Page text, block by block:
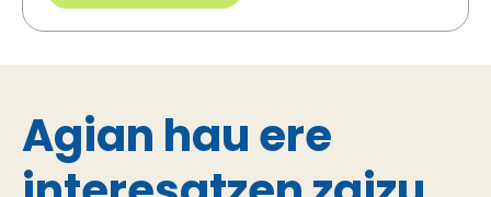
Agian hau ere